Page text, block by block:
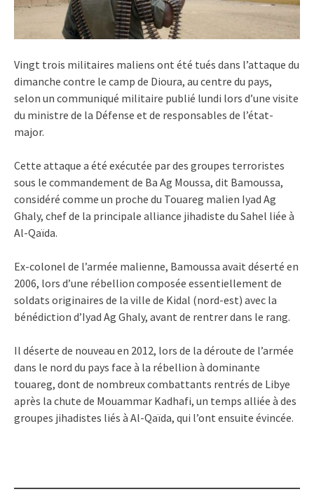
Vingt trois militaires maliens ont été tués dans l’attaque du
dimanche contre le camp de Dioura, au centre du pays,
selon un communiqué militaire publié lundi lors d’une visite
du ministre de la Défense et de responsables de l’état-
major.
Cette attaque a été exécutée par des groupes terroristes
sous le commandement de Ba Ag Moussa, dit Bamoussa,
considéré comme un proche du Touareg malien Iyad Ag
Ghaly, chef de la principale alliance jihadiste du Sahel liée à
Al-Qaïda.
Ex-colonel de l’armée malienne, Bamoussa avait déserté en
2006, lors d’une rébellion composée essentiellement de
soldats originaires de la ville de Kidal (nord-est) avec la
bénédiction d’Iyad Ag Ghaly, avant de rentrer dans le rang.
Il déserte de nouveau en 2012, lors de la déroute de l’armée
dans le nord du pays face à la rébellion à dominante
touareg, dont de nombreux combattants rentrés de Libye
après la chute de Mouammar Kadhafi, un temps alliée à des
groupes jihadistes liés à Al-Qaïda, qui l’ont ensuite évincée.